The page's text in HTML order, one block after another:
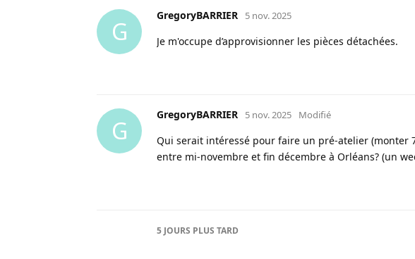
G
GregoryBARRIER 5 nov. 2025
Je m'occupe d’approvisionner les pièces détachées.
G
GregoryBARRIER 5 nov. 2025 Modifié
Qui serait intéressé pour faire un pré-atelier (monter
entre mi-novembre et fin décembre à Orléans? (un
5 JOURS PLUS TARD